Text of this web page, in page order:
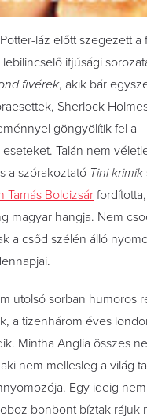
láz előtt szegezett a
ifjúsági
fivérek, akik bár
Sherlock
göngyölítik fel a
Talán nem
a szórakoztató Tini krimik
Tamás Boldizsár
magyar hangja. Nem
a csőd szélén álló
utolsó sorban humoros
a tizenhárom éves
Mintha Anglia összes
nem mellesleg a világ
Egy ideig
bonbont bíztak rájuk